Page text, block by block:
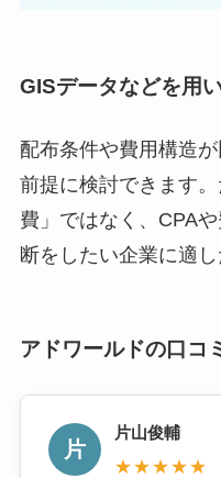
GISデータなどを用
配布条件や費用構造
前提に検討できます
費」ではなく、CPA
断をしたい企業に適
アドワールドの口コ
片
片山俊輔
★★★★★